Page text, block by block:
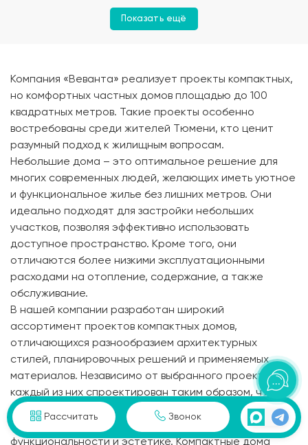
Рассчитать Звонок
Показать ещё
Компания «Веванта» реализует проекты компактных,
но комфортных частных домов площадью до 100
квадратных метров. Такие проекты особенно
востребованы среди жителей Тюмени, кто ценит
разумный подход к жилищным вопросам.
Небольшие дома – это оптимальное решение для
многих современных людей, желающих иметь уютное
и функциональное жилье без лишних метров. Они
идеально подходят для застройки небольших
участков, позволяя эффективно использовать
доступное пространство. Кроме того, они
отличаются более низкими эксплуатационными
расходами на отопление, содержание, а также
обслуживание.
В нашей компании разработан широкий
ассортимент проектов компактных домов,
отличающихся разнообразием архитектурных
стилей, планировочных решений и применяемых
материалов. Независимо от выбранного проекта,
каждый из них спроектирован таким образом, чтобы
максимально полно удовлетворять потребности
своих будущих жильцов в комфорте,
функциональности и эстетике. Компактные дома